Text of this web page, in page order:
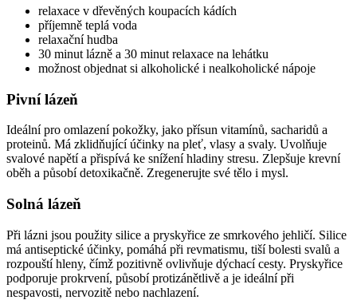
relaxace v dřevěných koupacích kádích
příjemně teplá voda
relaxační hudba
30 minut lázně a 30 minut relaxace na lehátku
možnost objednat si alkoholické i nealkoholické nápoje
Pivní lázeň
Ideální pro omlazení pokožky, jako přísun vitamínů, sacharidů a
proteinů. Má zklidňující účinky na pleť, vlasy a svaly. Uvolňuje
svalové napětí a přispívá ke snížení hladiny stresu. Zlepšuje krevní
oběh a působí detoxikačně. Zregenerujte své tělo i mysl.
Solná lázeň
Při lázni jsou použity silice a pryskyřice ze smrkového jehličí. Silice
má antiseptické účinky, pomáhá při revmatismu, tiší bolesti svalů a
rozpouští hleny, čímž pozitivně ovlivňuje dýchací cesty. Pryskyřice
podporuje prokrvení, působí protizánětlivě a je ideální při
nespavosti, nervozitě nebo nachlazení.